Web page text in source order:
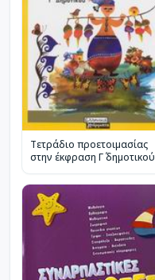
Τετράδιο προετοιμασίας
στην έκφραση Γ΄ δημοτικού